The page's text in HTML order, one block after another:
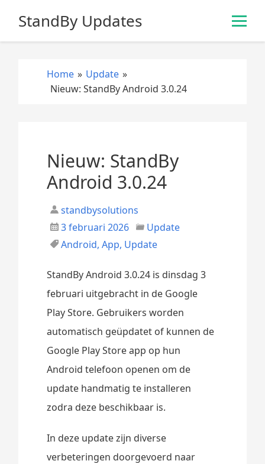
StandBy Updates
Home » Update »
Nieuw: StandBy Android 3.0.24
Nieuw: StandBy
Android 3.0.24
standbysolutions
3 februari 2026
Update
Android,App, Update
StandBy Android 3.0.24 is dinsdag 3
februari uitgebracht in de Google
Play Store. Gebruikers worden
automatisch geüpdatet of kunnen de
Google Play Store app op hun
Android telefoon openen om de
update handmatig te installeren
zodra deze beschikbaar is.
In deze update zijn diverse
verbeteringen doorgevoerd naar